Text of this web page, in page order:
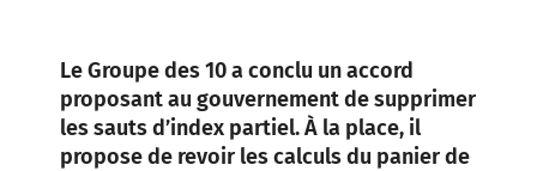
Le Groupe des 10 a conclu un accord
proposant au gouvernement de supprimer
les sauts d’index partiel. À la place, il
propose de revoir les calculs du panier de